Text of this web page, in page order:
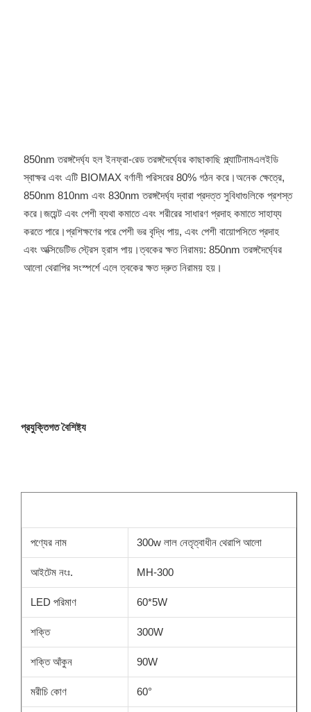
850nm তরঙ্গদৈর্ঘ্য হল ইনফ্রা-রেড তরঙ্গদৈর্ঘ্যের কাছাকাছি প্ল্যাটিনামএলইডি
স্বাক্ষর এবং এটি BIOMAX বর্ণালী পরিসরের 80% গঠন করে।অনেক ক্ষেত্রে,
850nm 810nm এবং 830nm তরঙ্গদৈর্ঘ্য দ্বারা প্রদত্ত সুবিধাগুলিকে প্রশস্ত
করে।জয়েন্ট এবং পেশী ব্যথা কমাতে এবং শরীরের সাধারণ প্রদাহ কমাতে সাহায্য
করতে পারে।প্রশিক্ষণের পরে পেশী ভর বৃদ্ধি পায়, এবং পেশী বায়োপসিতে প্রদাহ
এবং অক্সিডেটিভ স্ট্রেস হ্রাস পায়।ত্বকের ক্ষত নিরাময়: 850nm তরঙ্গদৈর্ঘ্যের
আলো থেরাপির সংস্পর্শে এলে ত্বকের ক্ষত দ্রুত নিরাময় হয়।
প্রযুক্তিগত বৈশিষ্ট্য
পণ্যের নাম 300w লাল নেতৃত্বাধীন থেরাপি আলো
আইটেম নংঃ. MH-300
LED পরিমাণ 60*5W
শক্তি 300W
শক্তি আঁকুন 90W
মরীচি কোণ 60°